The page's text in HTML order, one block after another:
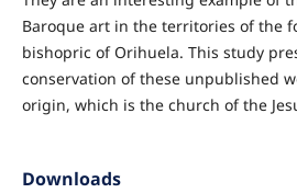
Baroque art in the territories of the
bishopric of Orihuela. This study
conservation of these unpublished
origin, which is the church of the
Downloads